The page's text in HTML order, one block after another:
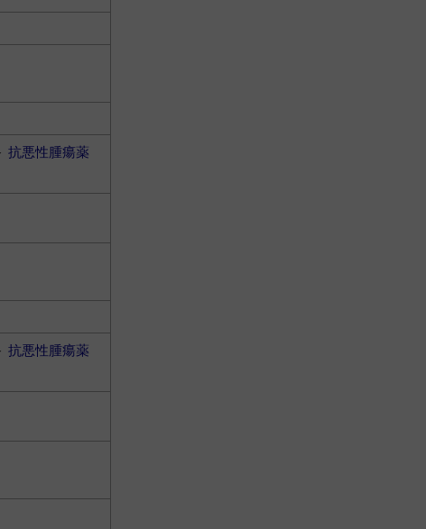
抗悪性腫瘍薬
抗悪性腫瘍薬